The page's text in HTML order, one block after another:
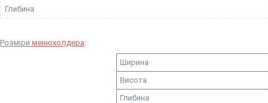
Глибина
Розміри менюхолдера:
Ширина
Висота
Глибина